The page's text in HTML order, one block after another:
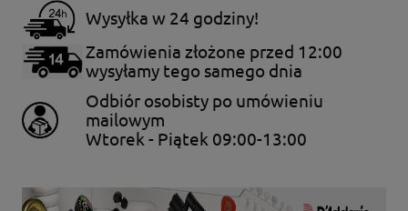
Wysyłka w 24 godziny!
Zamówienia złożone przed 12:00
wysyłamy tego samego dnia
Odbiór osobisty po umówieniu
mailowym
Wtorek - Piątek 09:00-13:00